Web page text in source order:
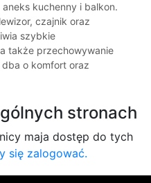
kuchenny i balkon.
czajnik oraz
szybkie
także przechowywanie
dba o komfort oraz
stronach
maja dostęp do tych
się zalogować.